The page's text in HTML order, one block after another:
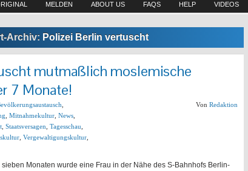
MELDEN ABOUT US FAQS HELP VIDEOS
Archiv: Polizei Berlin vertuscht
mutmaßlich moslemische
7 Monate!
Mitnahmekultur News
Staatsversagen Tagesschau
Vergewaltigungskultur
Von Redaktion
sieben Monaten wurde eine Frau in der Nähe des S-Bahnhofs Berlin-